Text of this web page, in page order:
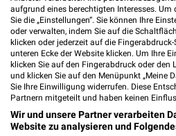
17 Prospekte
Lidl
aufgrund eines berechtigten Interesses. Um
Sie die „Einstellungen“. Sie können Ihre
oder verwalten, indem Sie auf die
klicken oder jederzeit auf die
unteren Ecke der Website klicken. Um Ihre
klicken Sie auf den Fingerabdruck oder den
und klicken Sie auf den Menüpunkt „Meine
Sie Ihre Einwilligung widerrufen. Diese
Partnern mitgeteilt und haben keinen
Wir und unsere Partner verarbeiten
Website zu analysieren und